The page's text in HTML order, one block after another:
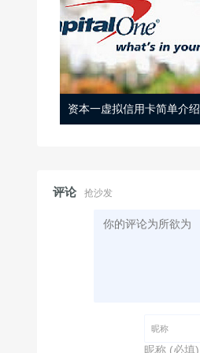
资本一虚拟信用卡简单介绍
评论 抢沙发
昵称 (必填)